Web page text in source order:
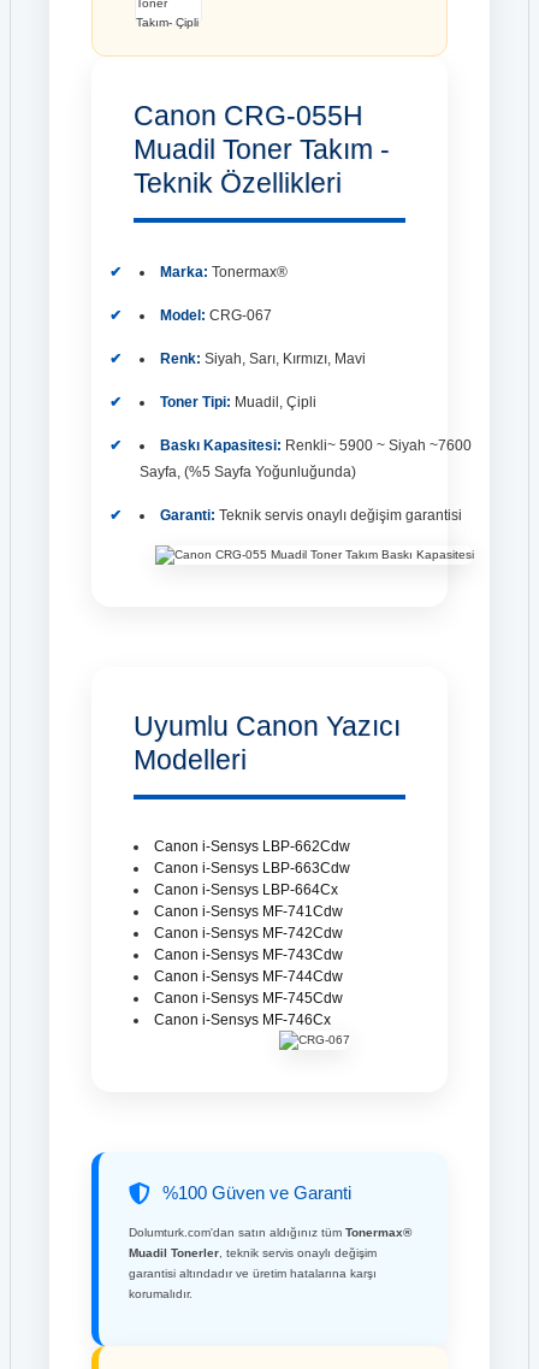
Canon CRG-055H
Muadil Toner Takım -
Teknik Özellikleri
Marka: Tonermax®
Model: CRG-067
Renk: Siyah, Sarı, Kırmızı, Mavi
Toner Tipi: Muadil, Çipli
Baskı Kapasitesi: Renkli~ 5900 ~ Siyah ~7600
Sayfa, (%5 Sayfa Yoğunluğunda)
Garanti: Teknik servis onaylı değişim garantisi
Uyumlu Canon Yazıcı
Modelleri
Canon i-Sensys LBP-662Cdw
Canon i-Sensys LBP-663Cdw
Canon i-Sensys LBP-664Cx
Canon i-Sensys MF-741Cdw
Canon i-Sensys MF-742Cdw
Canon i-Sensys MF-743Cdw
Canon i-Sensys MF-744Cdw
Canon i-Sensys MF-745Cdw
Canon i-Sensys MF-746Cx
%100 Güven ve Garanti
Dolumturk.com'dan satın aldığınız tüm Tonermax®
Muadil Tonerler, teknik servis onaylı değişim
garantisi altındadır ve üretim hatalarına karşı
korumalıdır.